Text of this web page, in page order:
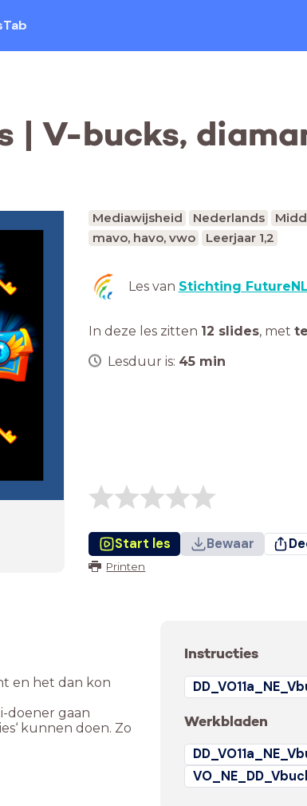
| V-bucks,
Mediawijsheid Nederlands
mavo, havo, vwo
Leerjaar 1,2
Les van Stichting FutureNL
In deze les zitten 12 slides, met
Lesduur is: 45 min
Start les Bewaar
Printen
en het dan kon
doener gaan
kunnen doen. Zo
Instructies
Werkbladen